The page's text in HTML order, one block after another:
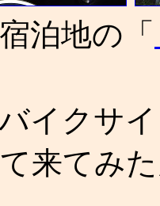
泊地の「
イクサ
来てみ